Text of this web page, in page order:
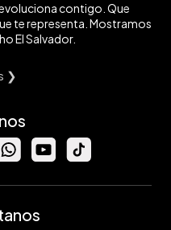
contigo. Que
te representa. Mostramos
El Salvador.
❯